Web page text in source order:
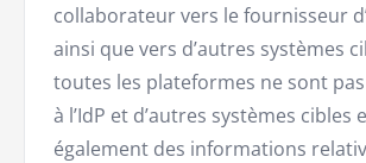
collaborateur vers le fournisseur
ainsi que vers d’autres systèmes
toutes les plateformes ne sont
à l’IdP et d’autres systèmes
également des informations